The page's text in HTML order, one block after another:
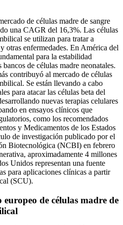
de células madre de sangre
una CAGR del 16,3%. Las células
se utilizan para tratar a
otras enfermedades. En América del
para la estabilidad
de células madre neonatales.
contribuyó al mercado de células
Se están llevando a cabo
para atacar las células beta del
nuevas terapias celulares
en ensayos clínicos que
como los recomendados
y Medicamentos de los Estados
de investigación publicado por el
Biotecnológica (NCBI) en febrero
aproximadamente 4 millones
Unidos representan una fuente
para aplicaciones clínicas a partir
(SCU).
europeo de células madre de